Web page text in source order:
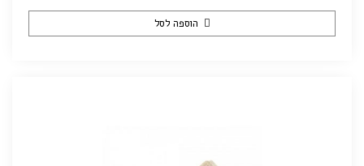
הוספה לסל